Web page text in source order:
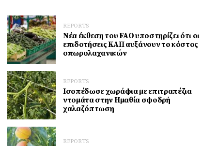
REPORTS
Νέα έκθεση του FAO υποστηρίζει ότι οι
επιδοτήσεις ΚΑΠ αυξάνουν το κόστος
οπωρολαχανικών
REPORTS
Ισοπέδωσε χωράφια με επιτραπέζια
ντομάτα στην Ημαθία σφοδρή
χαλαζόπτωση
REPORTS